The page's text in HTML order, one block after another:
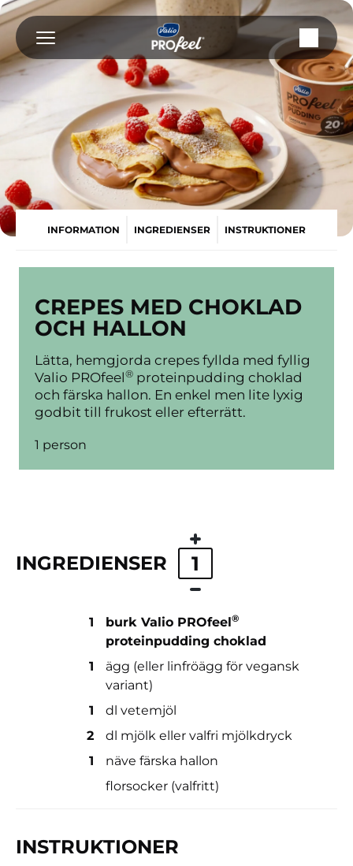
Fortsätt
till
innehållet
INFORMATION INGREDIENSER INSTRUKTIONER
CREPES MED CHOKLAD
OCH HALLON
Lätta, hemgjorda crepes fyllda med fyllig
Valio PROfeel®proteinpudding choklad
och färska hallon. En enkel men lite lyxig
godbit till frukost eller efterrätt.
1 person
INGREDIENSER 1
1 burk Valio PROfeel®
proteinpudding choklad
1
ägg (eller linfröägg för vegansk
variant)
1
dl vetemjöl
2
dl mjölk eller valfri mjölkdryck
1
näve färska hallon
florsocker (valfritt)
INSTRUKTIONER